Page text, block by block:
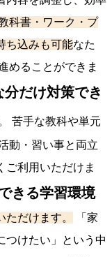
科書・ワーク・プ
ち込みも可能なた
めることができま
だけ対策でき
苦手な教科や単元
動・習い事と両立
ご利用いただけま
きる学習環境
だけます。
「家
つけたい」という中